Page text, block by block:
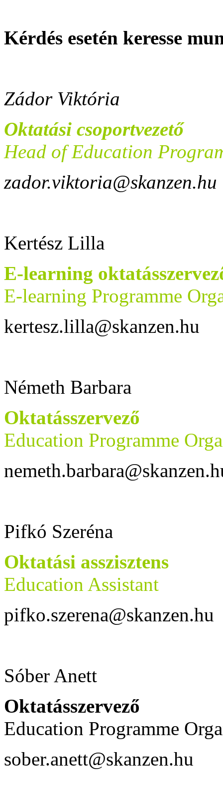
Kérdés esetén keresse
Zádor Viktória
Oktatási csoportvezető
Head of Education
zador.viktoria@skanzen.hu
Kertész Lilla
E-learning
E-learning Programme
kertesz.lilla@skanzen.hu
Németh Barbara
Oktatásszervező
Education Programme
Pifkó Szeréna
Oktatási asszisztens
Education Assistant
pifko.szerena@skanzen.hu
Sóber Anett
Oktatásszervező
Education Programme
sober.anett@skanzen.hu